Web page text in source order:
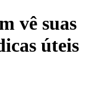
vê suas
úteis